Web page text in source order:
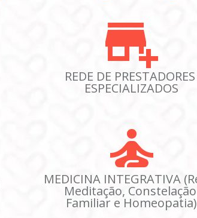
REDE DE PRESTADORES
ESPECIALIZADOS
MEDICINA INTEGRATIVA
Meditação, Constelação
Familiar e Homeopatia)